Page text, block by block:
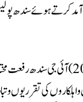
کرتے ہوئے سندھ
کراچی(تشکُّر نیوز اسٹاف
کی تقرریوں و